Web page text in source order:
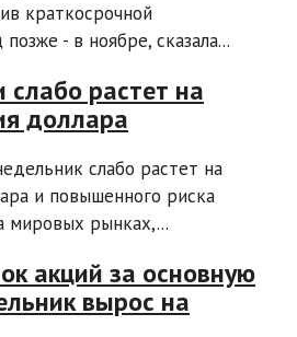
краткосрочной
- в ноябре, сказала...
растет на
доллара
слабо растет на
и повышенного риска
мировых рынках,...
акций за основную
вырос на